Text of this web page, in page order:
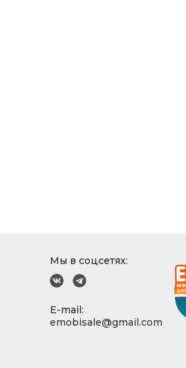
Мы в соцсетях:
E-mail:
emobisale@gmail.com